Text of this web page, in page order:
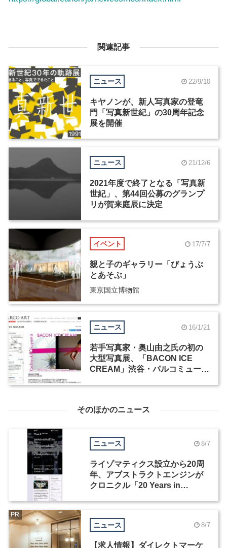
関連記事
ニュース 22/9/10
キヤノンが、新人写真家の登竜
門「写真新世紀」の30周年記念
展を開催
ニュース 21/12/6
2021年度で終了となる「写真新
世紀」、第44回公募のグランプ
リが賀来庭辰に決定
イベント 17/7/7
親と子のギャラリー「びょうぶ
とあそぶ」
東京国立博物館
ニュース 16/1/21
若手写真家・奥山由之氏の初の
大型写真展、「BACON ICE
CREAM」渋谷・パルコミュージ
そのほかのニュース
ニュース 8/7
ライゾマティクス設立から20周
年、アブストラクトエンジンが
クロニクル「20 Years in
ニュース 8/7
【求人情報】ダイレクトマーケ
PR